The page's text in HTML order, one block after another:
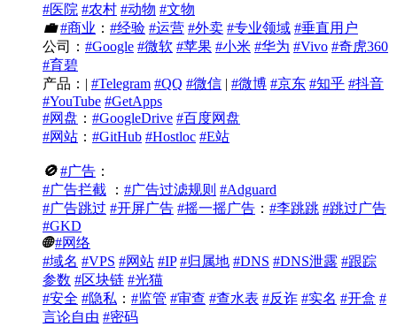
#医院 #农村 #动物 #文物
💼 #商业 ： #经验 #运营 #外卖 #专业领域 #垂直用户
公司： #Google #微软 #苹果 #小米 #华为 #Vivo #奇虎360
#育碧
产品：| #Telegram #QQ #微信 | #微博 #京东 #知乎 #抖音
#YouTube #GetApps
#网盘 ： #GoogleDrive #百度网盘
#网站 ： #GitHub #Hostloc #E站
🚫 #广告 ：
#广告拦截 ： #广告过滤规则 #Adguard
#广告跳过 #开屏广告 #摇一摇广告 ： #李跳跳 #跳过广告
#GKD
🌐 #网络
#域名 #VPS #网站 #IP #归属地 #DNS #DNS泄露 #跟踪
参数 #区块链 #光猫
#安全 #隐私 ： #监管 #审查 #查水表 #反诈 #实名 #开盒 #
言论自由 #密码